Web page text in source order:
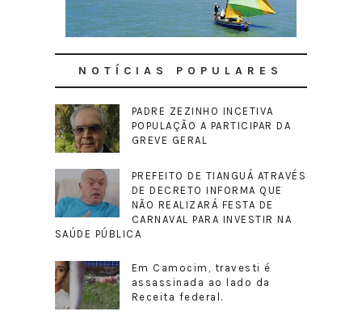
NOTÍCIAS POPULARES
PADRE ZEZINHO INCETIVA
POPULAÇÃO A PARTICIPAR DA
GREVE GERAL
PREFEITO DE TIANGUÁ ATRAVÉS
DE DECRETO INFORMA QUE
NÃO REALIZARÁ FESTA DE
CARNAVAL PARA INVESTIR NA
SAÚDE PÚBLICA
Em Camocim, travesti é
assassinada ao lado da
Receita federal.